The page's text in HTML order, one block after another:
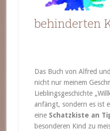
behinderten
Das Buch von Alfred und
nicht nur meinem
Lieblingsgeschichte
anfängt, sondern es ist
eine Schatzkiste an
besonderen Kind zu